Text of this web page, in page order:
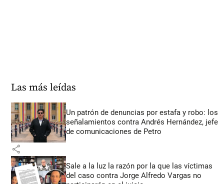
Las más leídas
Un patrón de denuncias por estafa y robo: los
señalamientos contra Andrés Hernández, jefe
de comunicaciones de Petro
share
Sale a la luz la razón por la que las víctimas
del caso contra Jorge Alfredo Vargas no